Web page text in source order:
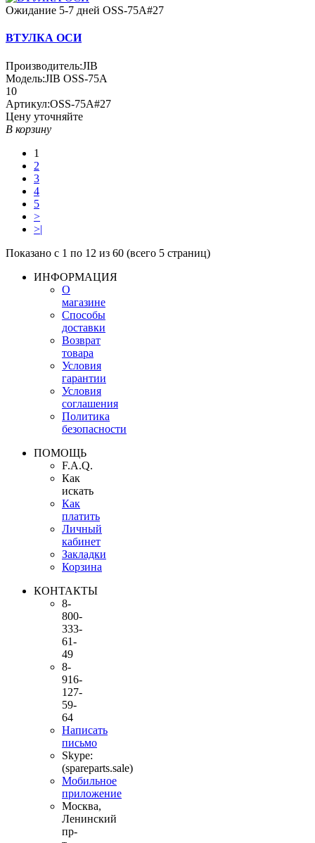
Ожидание 5-7 дней OSS-75A#27
ВТУЛКА ОСИ
Производитель:JIB
Модель:JIB OSS-75A
10
Артикул:OSS-75A#27
Цену уточняйте
В корзину
1
2
3
4
5
>
>|
Показано с 1 по 12 из 60 (всего 5 страниц)
ИНФОРМАЦИЯ
О
магазине
Способы
доставки
Возврат
товара
Условия
гарантии
Условия
соглашения
Политика
безопасности
ПОМОЩЬ
F.A.Q.
Как
искать
Как
платить
Личный
кабинет
Закладки
Корзина
КОНТАКТЫ
8-
800-
333-
61-
49
8-
916-
127-
59-
64
Написать
письмо
Skype:
(spareparts.sale)
Мобильное
приложение
Москва,
Ленинский
пр-